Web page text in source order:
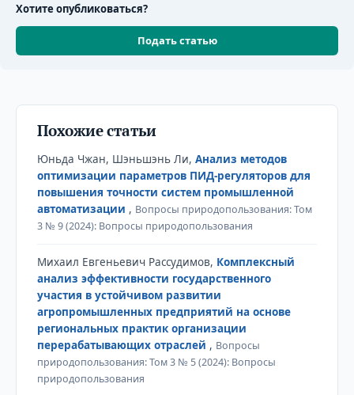
Хотите опубликоваться?
Подать статью
Похожие статьи
Юньда Чжан, Шэньшэнь Ли, Анализ методов
оптимизации параметров ПИД-регуляторов для
повышения точности систем промышленной
автоматизации , Вопросы природопользования: Том
3 № 9 (2024): Вопросы природопользования
Михаил Евгеньевич Рассудимов, Комплексный
анализ эффективности государственного
участия в устойчивом развитии
агропромышленных предприятий на основе
региональных практик организации
перерабатывающих отраслей , Вопросы
природопользования: Том 3 № 5 (2024): Вопросы
природопользования